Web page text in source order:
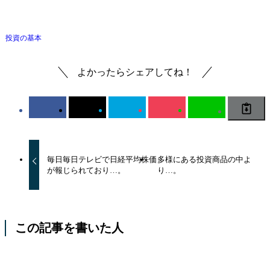
投資の基本
よかったらシェアしてね！
毎日毎日テレビで日経平均株価
が報じられており…。
多様にある投資商品の中よ
り…。
この記事を書いた人